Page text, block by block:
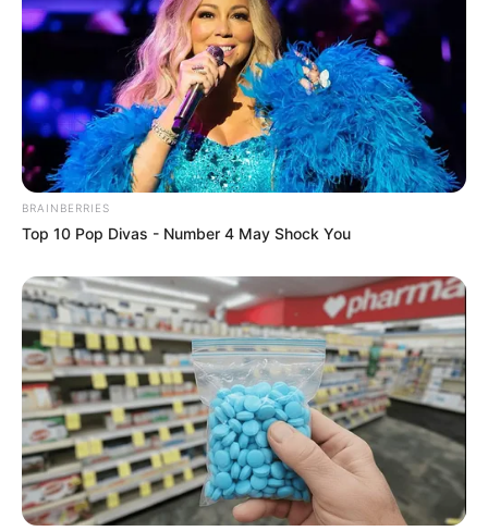
BRAINBERRIES
Top 10 Pop Divas - Number 4 May Shock You